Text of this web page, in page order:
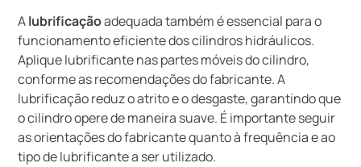
Alubrificaçãoadequada também é essencial para o
funcionamento eficiente dos cilindros hidráulicos.
Aplique lubrificante nas partes móveis do cilindro,
conforme as recomendações do fabricante. A
lubrificação reduz o atrito e o desgaste, garantindo que
o cilindro opere de maneira suave. É importante seguir
as orientações do fabricante quanto à frequência e ao
tipo de lubrificante a ser utilizado.